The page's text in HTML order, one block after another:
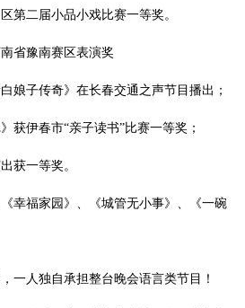
第二届小品小戏比赛一等奖。
省豫南赛区表演奖
娘子传奇》在长春交通之声节目播出；
获伊春市“亲子读书”比赛一等奖；
获一等奖。
幸福家园》、《城管无小事》、《一碗
一人独自承担整台晚会语言类节目！